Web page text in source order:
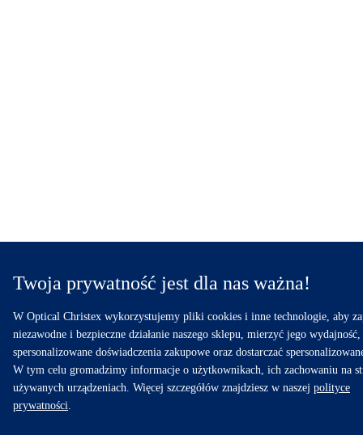
Twoja prywatność jest dla nas ważna!
W Optical Christex wykorzystujemy pliki cookies i inne technologie, aby
niezawodne i bezpieczne działanie naszego sklepu, mierzyć jego
spersonalizowane doświadczenia zakupowe oraz dostarczać
W tym celu gromadzimy informacje o użytkownikach, ich zachowaniu na
używanych urządzeniach. Więcej szczegółów znajdziesz w naszej polityce
prywatności.